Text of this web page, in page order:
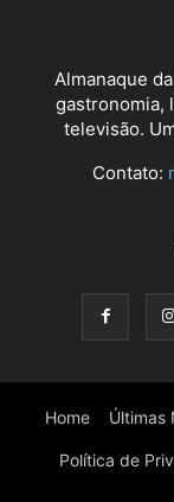
Almanaque
gastronomia,
televisão.
Contato:
Home Últimas
Política de